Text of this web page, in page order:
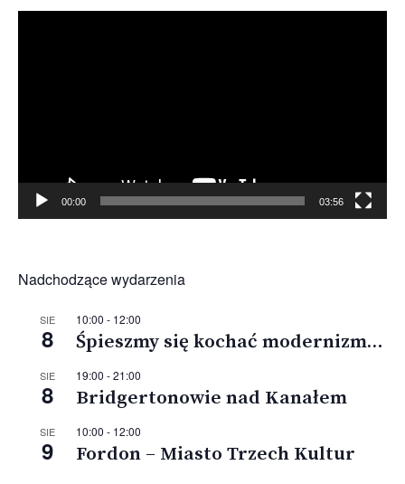
00:00 03:56
Nadchodzące wydarzenia
SIE
8
10:00 - 12:00
Śpieszmy się kochać modernizm…
SIE
8
19:00 -21:00
Bridgertonowie nad Kanałem
SIE
9
10:00 - 12:00
Fordon – Miasto Trzech Kultur